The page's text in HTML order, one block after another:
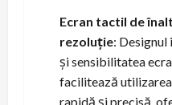
Ecran tactil de
rezoluție:
și sensibilitatea
facilitează utilizarea
rapidă și precisă,